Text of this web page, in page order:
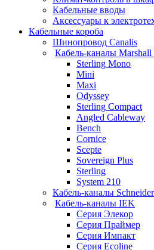
Кабельные вводы
Аксессуары к
Кабельные короба
Шинопровод Canalis
Кабель-каналы
Sterling Mono
Mini
Maxi
Odyssey
Sterling Compact
Angled Cableway
Bench
Cornice
Scepte
Sovereign Plus
Sterling
System 210
Кабель-каналы
Кабель-каналы IEK
Серия Элекор
Серия Праймер
Серия Импакт
Серия Ecoline